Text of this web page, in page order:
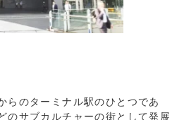
らのターミナル駅のひとつであ
のサブカルチャーの街として発展